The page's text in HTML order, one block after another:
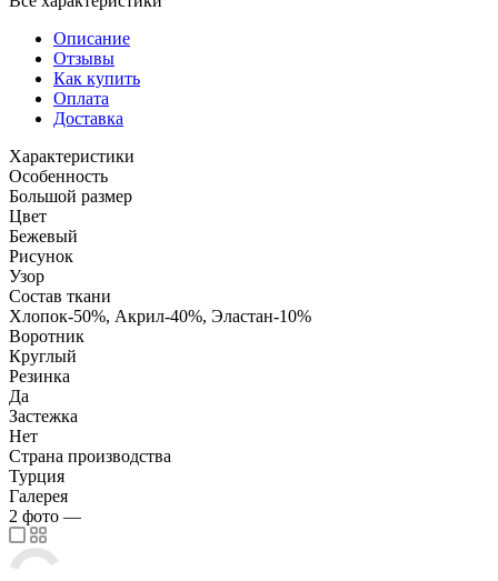
Описание
Отзывы
Как купить
Оплата
Доставка
Характеристики
Особенность
Большой размер
Цвет
Бежевый
Рисунок
Узор
Состав ткани
Хлопок-50%, Акрил-40%, Эластан-10%
Воротник
Круглый
Резинка
Да
Застежка
Нет
Страна производства
Турция
Галерея
2 фото —